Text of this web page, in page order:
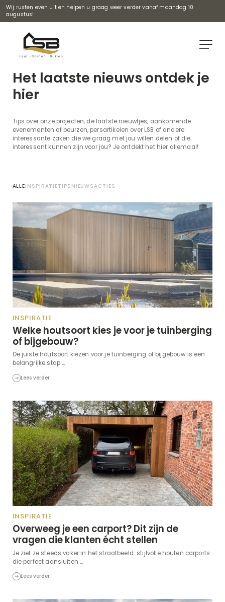
Wij rusten even uit en helpen u graag weer verder vanaf maandag 10
augustus!
Het laatste nieuws ontdek je
hier
Tips over onze projecten, de laatste nieuwtjes, aankomende
evenementen of beurzen, persartikelen over LSB of andere
interessante zaken die we graag met jou willen delen of die
interessant kunnen zijn voor jou? Je ontdekt het hier allemaal!
ALLEINSPIRATIETIPS NIEUWSACTIES
INSPIRATIE
Welke houtsoort kies je voor je tuinberging
of bijgebouw?
De juiste houtsoort kiezen voor je tuinberging of bijgebouw is een
belangrijke stap ...
Lees verder
INSPIRATIE
Overweeg je een carport? Dit zijn de
vragen die klanten écht stellen
Je ziet ze steeds vaker in het straatbeeld: stijlvolle houten carports
die perfect aansluiten ...
Lees verder